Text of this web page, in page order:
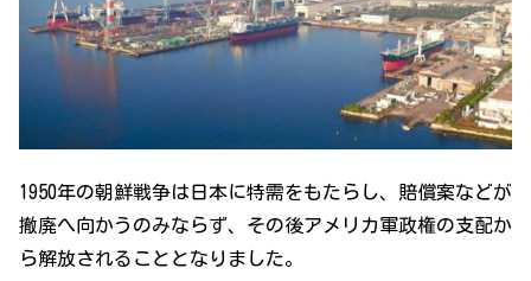
1950年の朝鮮戦争は日本に特需をもたらし、賠償案などが
撤廃へ向かうのみならず、その後アメリカ軍政権の支配か
ら解放されることとなりました。